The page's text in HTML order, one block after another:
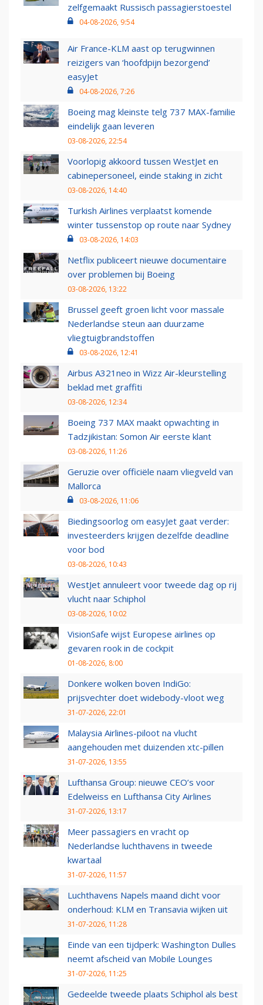
zelfgemaakt Russisch passagierstoestel
04-08-2026, 9:54
Air France-KLM aast op terugwinnen
reizigers van ‘hoofdpijn bezorgend’
easyJet
04-08-2026, 7:26
Boeing mag kleinste telg 737 MAX-familie
eindelijk gaan leveren
03-08-2026, 22:54
Voorlopig akkoord tussen WestJet en
cabinepersoneel, einde staking in zicht
03-08-2026, 14:40
Turkish Airlines verplaatst komende
winter tussenstop op route naar Sydney
03-08-2026, 14:03
Netflix publiceert nieuwe documentaire
over problemen bij Boeing
03-08-2026, 13:22
Brussel geeft groen licht voor massale
Nederlandse steun aan duurzame
vliegtuigbrandstoffen
03-08-2026, 12:41
Airbus A321neo in Wizz Air-kleurstelling
beklad met graffiti
03-08-2026, 12:34
Boeing 737 MAX maakt opwachting in
Tadzjikistan: Somon Air eerste klant
03-08-2026, 11:26
Geruzie over officiële naam vliegveld van
Mallorca
03-08-2026, 11:06
Biedingsoorlog om easyJet gaat verder:
investeerders krijgen dezelfde deadline
voor bod
03-08-2026, 10:43
WestJet annuleert voor tweede dag op rij
vlucht naar Schiphol
03-08-2026, 10:02
VisionSafe wijst Europese airlines op
gevaren rook in de cockpit
01-08-2026, 8:00
Donkere wolken boven IndiGo:
prijsvechter doet widebody-vloot weg
31-07-2026, 22:01
Malaysia Airlines-piloot na vlucht
aangehouden met duizenden xtc-pillen
31-07-2026, 13:55
Lufthansa Group: nieuwe CEO’s voor
Edelweiss en Lufthansa City Airlines
31-07-2026, 13:17
Meer passagiers en vracht op
Nederlandse luchthavens in tweede
kwartaal
31-07-2026, 11:57
Luchthavens Napels maand dicht voor
onderhoud: KLM en Transavia wijken uit
31-07-2026, 11:28
Einde van een tijdperk: Washington Dulles
neemt afscheid van Mobile Lounges
31-07-2026, 11:25
Gedeelde tweede plaats Schiphol als best